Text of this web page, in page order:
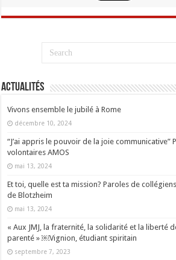
Actualités
Vivons ensemble le jubilé à Rome
décembre 10, 2024
“J’ai appris le pouvoir de la joie communicative”
volontaires AMOS
mai 13, 2024
Et toi, quelle est ta mission? Paroles de
de Blotzheim
mai 13, 2024
« Aux JMJ, la fraternité, la solidarité et la liberté
parenté » ￼Vignion, étudiant spiritain
septembre 7, 2023